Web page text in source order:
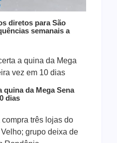
diretos para São
semanais a
quina da Mega Sena
dias